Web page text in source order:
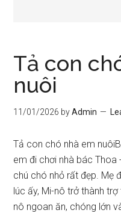
Tả con
nuôi
11/01/2026 byAdmin
Tả con chó nhà em
em đi chơi nhà bác Thoa
chú chó nhỏ rất đẹp. Mẹ
lúc ấy, Mi-nô trở thành
nô ngoan ăn, chóng lớn